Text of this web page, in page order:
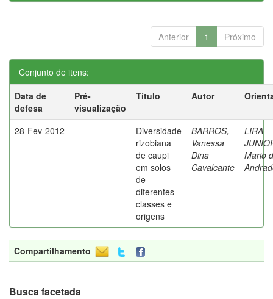
Anterior 1 Próximo
Conjunto de itens:
Data de
defesa
Pré-
visualização
Título Autor
28-Fev-2012
Diversidade
rizobiana
de caupi
em solos
de
diferentes
classes e
origens
BARROS,
Vanessa
Dina
Cavalcante
LIRA
Mario
Compartilhamento
Busca facetada